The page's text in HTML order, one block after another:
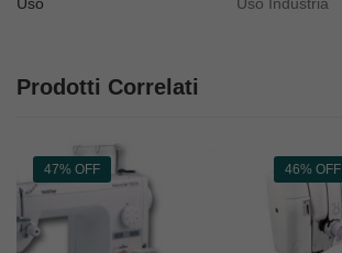
Prodotti Correlati
47% OFF 46% OFF